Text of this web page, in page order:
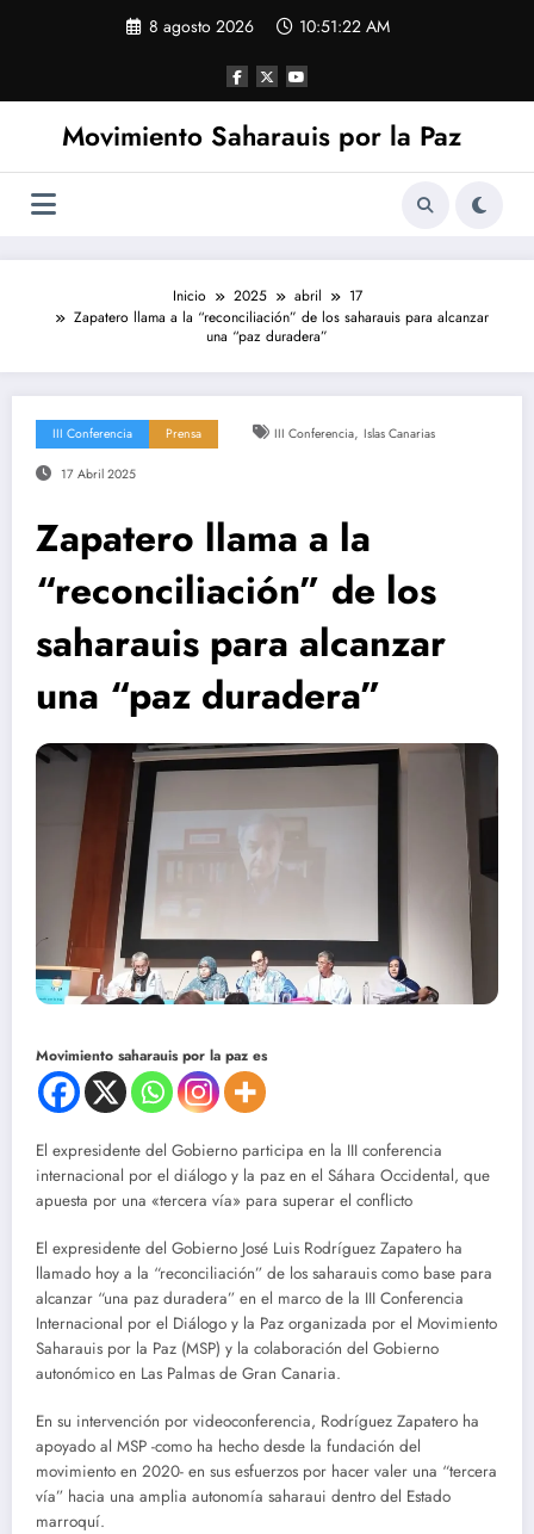
8 agosto 2026 10:51:22 AM
Movimiento Saharauis por la Paz
Inicio 2025 abril
17
Zapatero llama a la “reconciliación” de los saharauis para alcanzar
una “paz duradera”
III Conferencia Prensa III Conferencia, Islas Canarias
17 Abril 2025
Zapatero llama a la
“reconciliación” de los
saharauis para alcanzar
una “paz duradera”
Movimiento saharauis por la paz es
El expresidente del Gobierno participa en la III conferencia
internacional por el diálogo y la paz en el Sáhara Occidental, que
apuesta por una «tercera vía» para superar el conflicto
El expresidente del Gobierno José Luis Rodríguez Zapatero ha
llamado hoy a la “reconciliación” de los saharauis como base para
alcanzar “una paz duradera” en el marco de la III Conferencia
Internacional por el Diálogo y la Paz organizada por el Movimiento
Saharauis por la Paz (MSP) y la colaboración del Gobierno
autonómico en Las Palmas de Gran Canaria.
En su intervención por videoconferencia, Rodríguez Zapatero ha
apoyado al MSP -como ha hecho desde la fundación del
movimiento en 2020- en sus esfuerzos por hacer valer una “tercera
vía” hacia una amplia autonomía saharaui dentro del Estado
marroquí.